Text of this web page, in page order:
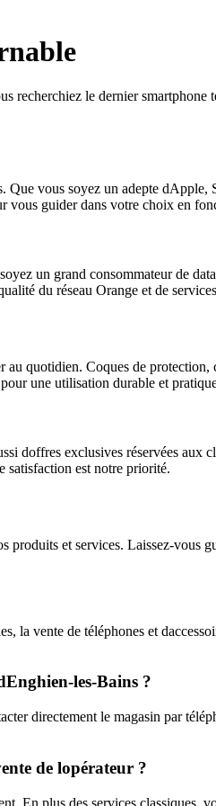
recherchiez le dernier
Que vous soyez un adepte
vous guider dans votre choix en
un grand consommateur de
du réseau Orange et de
quotidien. Coques de
une utilisation durable et
doffres exclusives réservées aux
satisfaction est notre priorité.
et services. Laissez-vous
vente de téléphones et
les-Bains ?
directement le magasin par
de lopérateur ?
En plus des services classiques,